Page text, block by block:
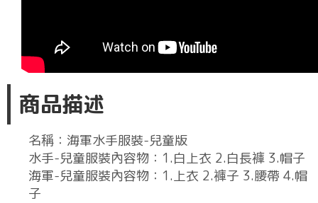
商品描述
名稱：海軍水手服裝-兒童版
水手-兒童服裝內容物：1.白上衣 2.白長褲 3.帽子
海軍-兒童服裝內容物：1.上衣 2.褲子 3.腰帶 4.帽
子